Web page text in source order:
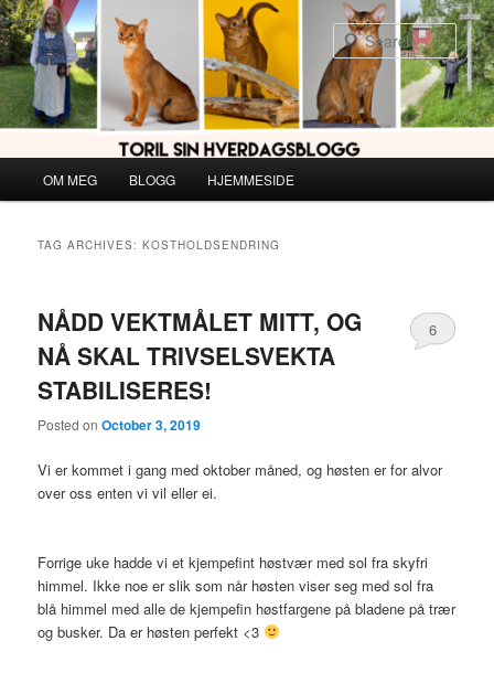
Skip
to
primary
content
Skip
to
secondary
content
OM MEG BLOGG HJEMMESIDE
TAG ARCHIVES:KOSTHOLDSENDRING
NÅDD VEKTMÅLET MITT, OG
NÅ SKAL TRIVSELSVEKTA
STABILISERES!
Posted onOctober 3, 2019
6
Vi er kommet i gang med oktober måned, og høsten er for alvor
over oss enten vi vil eller ei.
Forrige uke hadde vi et kjempefint høstvær med sol fra skyfri
himmel. Ikke noe er slik som når høsten viser seg med sol fra
blå himmel med alle de kjempefin høstfargene på bladene på trær
og busker. Da er høsten perfekt <3